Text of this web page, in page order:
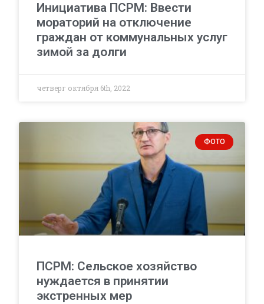
Инициатива ПСРМ: Ввести
мораторий на отключение
граждан от коммунальных услуг
зимой за долги
четверг октября 6th, 2022
ФОТО
ПСРМ: Сельское хозяйство
нуждается в принятии
экстренных мер